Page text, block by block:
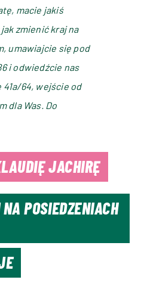
macie jakiś
zmienić kraj na
umawiajcie się pod
i odwiedźcie nas
41a/64, wejście od
dla Was. Do
JACHIRĘ
POSIEDZENIACH